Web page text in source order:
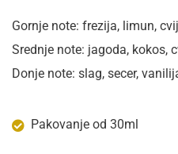
Gornje note: frezija, limun,
Srednje note: jagoda, kokos,
Donje note: slag, secer,
Pakovanje od 30ml